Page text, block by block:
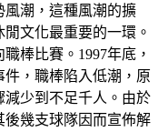
風潮，這種風潮的擴
文化最重要的一環。
棒比賽。1997年底，
，職棒陷入低潮，原
少到不足千人。由於
幾支球隊因而宣佈解